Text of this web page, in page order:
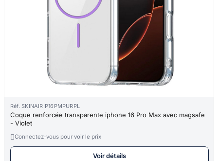
Réf. SKINAIRIP16PMPURPL
Coque renforcée transparente iphone 16 Pro Max avec magsafe
- Violet
Connectez-vous pour voir le prix
Voir détails